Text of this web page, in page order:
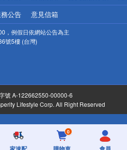
公告 意見信箱
，例假日依網站公告為主
號5樓 (台灣)
號 A-122662550-00000-6
Lifestyle Corp. All Right Reserved
0